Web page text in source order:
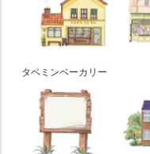
タベミンベーカリー